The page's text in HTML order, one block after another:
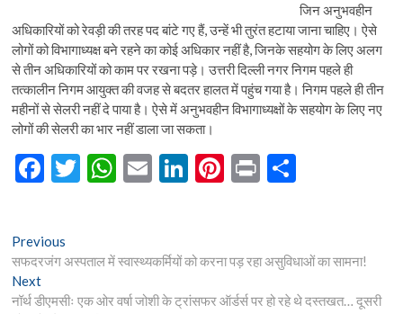
जिन अनुभवहीन
अधिकारियों को रेवड़ी की तरह पद बांटे गए हैं, उन्हें भी तुरंत हटाया जाना चाहिए। ऐसे
लोगों को विभागाध्यक्ष बने रहने का कोई अधिकार नहीं है, जिनके सहयोग के लिए अलग
से तीन अधिकारियों को काम पर रखना पड़े। उत्तरी दिल्ली नगर निगम पहले ही
तत्कालीन निगम आयुक्त की वजह से बदतर हालत में पहुंच गया है। निगम पहले ही तीन
महीनों से सेलरी नहीं दे पाया है। ऐसे में अनुभवहीन विभागाध्यक्षों के सहयोग के लिए नए
लोगों की सेलरी का भार नहीं डाला जा सकता।
F
b
T
er
W
s
E
l
Li
dI
Pi
es
Pr
e
Post
navigation
Previous
post:
सफदरजंग अस्पताल में स्वास्थ्यकर्मियों को करना पड़ रहा असुविधाओं का सामना!
NextNext
post:
नॉर्थ डीएमसीः एक ओर वर्षा जोशी के ट्रांसफर ऑर्डर्स पर हो रहे थे दस्तखत… दूसरी